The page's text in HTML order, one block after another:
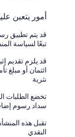
أمور يتعين
قد يتم تطبيق
تبعًا لسياسة
قد يلزم تقديم
ائتمان أو
نثرية
تخضع الطلبات
سداد رسوم
تقبل هذه
النقدي